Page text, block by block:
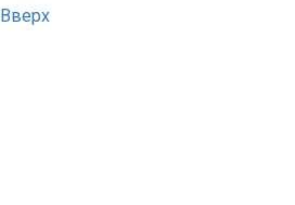
Вверх